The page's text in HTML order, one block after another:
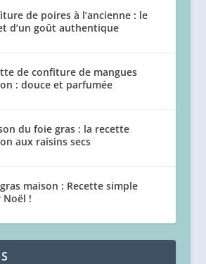
de poires à l’ancienne : le
d’un goût authentique
de confiture de mangues
: douce et parfumée
du foie gras : la recette
aux raisins secs
maison : Recette simple
Noël !